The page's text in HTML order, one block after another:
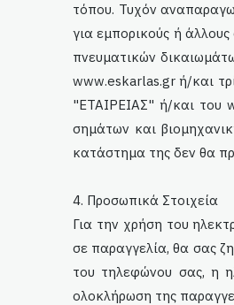
τόπου. Τυχόν
για εμπορικούς ή
πνευματικών
www.eskarlas.gr ή/και
"ETAIΡΕΙΑΣ" ή/και του
σημάτων και
κατάστημα της δεν θα
4. Προσωπικά Στοιχεία
Για την χρήση του
σε παραγγελία, θα σας
του τηλεφώνου σας, η
ολοκλήρωση της